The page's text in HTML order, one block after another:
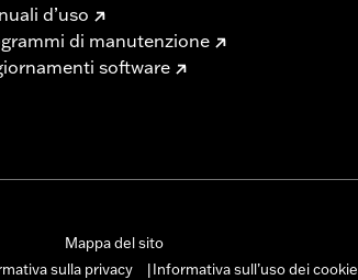
d’uso
di manutenzione
software
Mappa del sito
sulla privacy Informativa sull’uso dei cookie